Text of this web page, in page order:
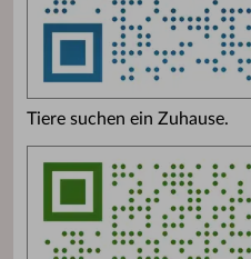
Tiere suchen ein Zuhause.